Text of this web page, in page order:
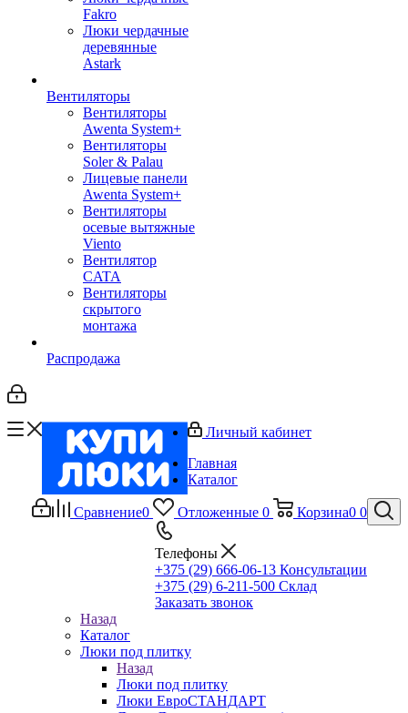
Fakro
Люки чердачные
деревянные
Astark
Вентиляторы
Вентиляторы
Awenta System+
Вентиляторы
Soler & Palau
Лицевые панели
Awenta System+
Вентиляторы
осевые вытяжные
Viento
Вентилятор
CATA
Вентиляторы
скрытого
монтажа
Распродажа
Сравнение0 Отложенные 0 Корзина0 0
Телефоны
+375 (29) 666-06-13 Консультации
+375 (29) 6-211-500 Склад
Заказать звонок
Личный кабинет
Главная
Каталог
Назад
Каталог
Люки под плитку
Назад
Люки под плитку
Люки ЕвроСТАНДАРТ